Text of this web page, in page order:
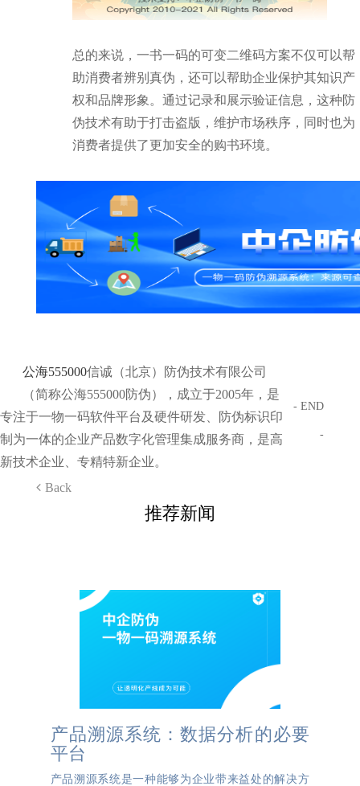
总的来说，一书一码的可变二维码方案不仅可以帮
助消费者辨别真伪，还可以帮助企业保护其知识产
权和品牌形象。通过记录和展示验证信息，这种防
伪技术有助于打击盗版，维护市场秩序，同时也为
消费者提供了更加安全的购书环境。
公海555000信诚（北京）防伪技术有限公司
（简称公海555000防伪），成立于2005年，是
专注于一物一码软件平台及硬件研发、防伪标识印
制为一体的企业产品数字化管理集成服务商，是高
新技术企业、专精特新企业。
Back
- END
-
推荐新闻
产品溯源系统：数据分析的必要
平台
产品溯源系统是一种能够为企业带来益处的解决方